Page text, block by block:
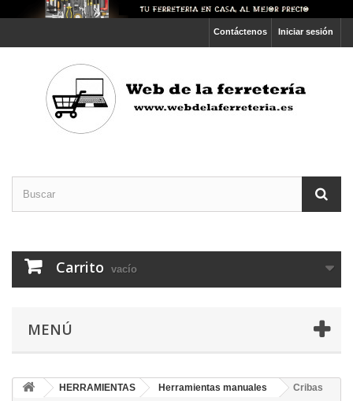
Iniciar sesión
Contáctenos
Carrito vacío
MENÚ
HERRAMIENTAS Herramientas manuales
Cribas